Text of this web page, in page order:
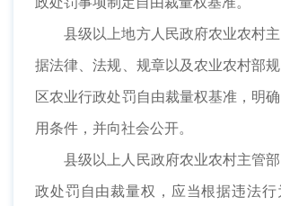
县级以上地方人民政府农业农村
据法律、法规、规章以及农业农村部
区农业行政处罚自由裁量权基准，明
用条件，并向社会公开。
县级以上人民政府农业农村主管
政处罚自由裁量权，应当根据违法行